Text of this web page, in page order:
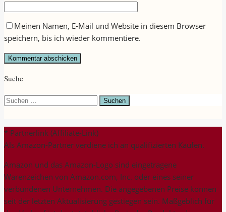
Meinen Namen, E-Mail und Website in diesem Browser
speichern, bis ich wieder kommentiere.
Suche
Suchen
* Partnerlink (Affiliate-Link)
Als Amazon-Partner verdiene ich an qualifizierten Käufen.
Amazon und das Amazon-Logo sind eingetragene
Warenzeichen von Amazon.com, Inc. oder eines seiner
verbundenen Unternehmen. Die angegebenen Preise können
seit der letzten Aktualisierung gestiegen sein. Maßgeblich für